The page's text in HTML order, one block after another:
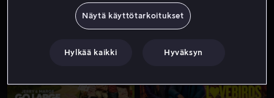
Näytä käyttötarkoitukset
Hylkää kaikki Hyväksyn